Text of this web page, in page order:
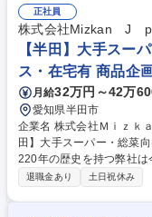
で伴走します。自分が開
味わえます。 募集職種 【食品の企画提案営業・東京】開発と創るオーダ
ーメイドの味★年休125日
正社員
株式会社Mizkan J
【半田】大手スー
ス・在宅有 商品企
月給32万円～42万
愛知県半田市
企業名 株式会社Ｍｉｚｋａｎ
田】大手スーパー・総菜向け
220年の歴史を持つ弊社は
ない分野に事業を展開。
場の拡大を受け、顧客課
退職金あり 土日祝休み